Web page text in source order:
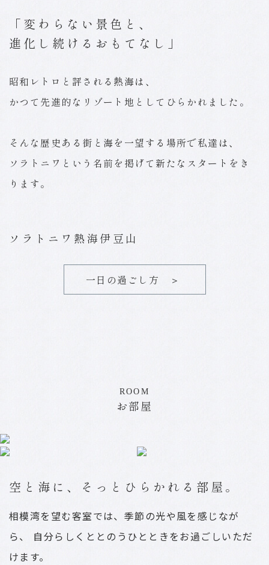
「変わらない景色と、
進化し続けるおもてなし」
昭和レトロと評される熱海は、
かつて先進的なリゾート地としてひらかれました。
そんな歴史ある街と海を一望する場所で私達は、
ソラトニワという名前を掲げて新たなスタートをき
ります。
ソラトニワ熱海伊豆山
一日の過ごし方 ＞
ROOM
お部屋
空と海に、そっとひらかれる部屋。
相模湾を望む客室では、季節の光や風を感じなが
ら、
自分らしくととのうひとときをお過ごしいただ
けます。